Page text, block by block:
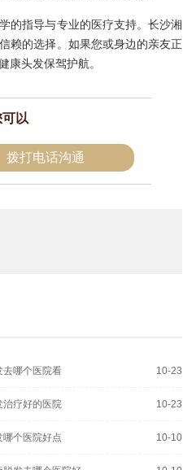
的指导与专业的医疗支持。长沙湘
赖的选择。如果您或身边的亲友正
康头发保驾护航。
以
拨打电话沟通
去哪个医院看 10-23
治疗好的医院 10-23
哪个医院好点 10-10